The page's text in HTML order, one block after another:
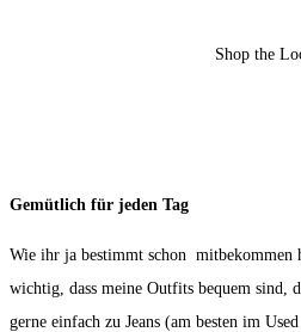
Shop the
Gemütlich für jeden Tag
Wie ihr ja bestimmt schon mitbekommen
wichtig, dass meine Outfits bequem sind,
gerne einfach zu Jeans (am besten im